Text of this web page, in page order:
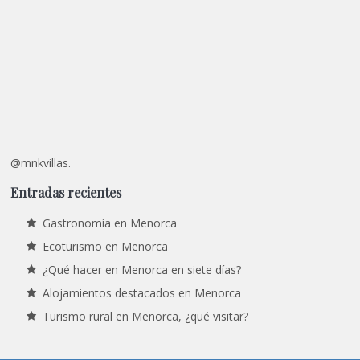
@mnkvillas.
Entradas recientes
Gastronomía en Menorca
Ecoturismo en Menorca
¿Qué hacer en Menorca en siete días?
Alojamientos destacados en Menorca
Turismo rural en Menorca, ¿qué visitar?